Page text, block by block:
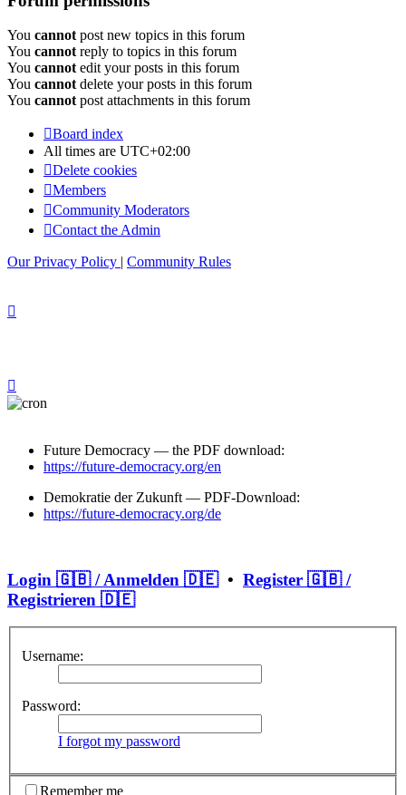
You cannot post new topics in this forum
You cannot reply to topics in this forum
You cannot edit your posts in this forum
You cannot delete your posts in this forum
You cannot post attachments in this forum
Board index
All times are UTC+02:00
Delete cookies
Members
Community Moderators
Contact the Admin
Our Privacy Policy | Community Rules
Future Democracy — the PDF download:
https://future-democracy.org/en
Demokratie der Zukunft — PDF-Download:
https://future-democracy.org/de
Login 🇬🇧 / Anmelden 🇩🇪• Register 🇬🇧 /
Registrieren 🇩🇪
Username:
Password:
I forgot my password
Remember me